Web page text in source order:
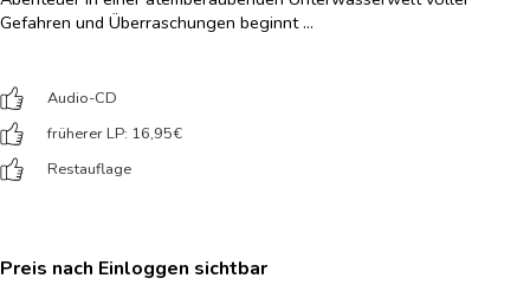
Gefahren und Überraschungen beginnt …
Audio-CD
früherer LP: 16,95€
Restauflage
Preis nach Einloggen sichtbar